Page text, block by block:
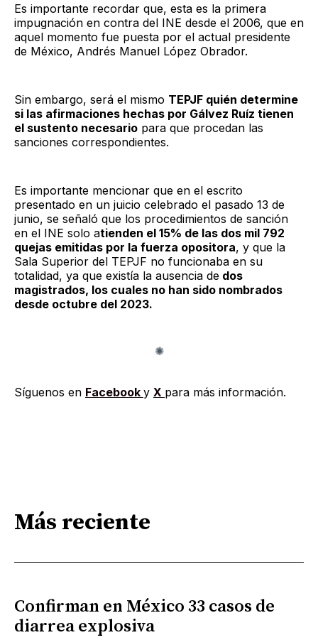
Es importante recordar que, esta es la primera
impugnación en contra del INE desde el 2006, que en
aquel momento fue puesta por el actual presidente
de México, Andrés Manuel López Obrador.
Sin embargo, será el mismo TEPJF quién determine
si las afirmaciones hechas por Gálvez Ruíz tienen
el sustento necesario para que procedan las
sanciones correspondientes.
Es importante mencionar que en el escrito
presentado en un juicio celebrado el pasado 13 de
junio, se señaló que los procedimientos de sanción
en el INE solo atienden el 15% de las dos mil 792
quejas emitidas por la fuerza opositora, y que la
Sala Superior del TEPJF no funcionaba en su
totalidad, ya que existía la ausencia de dos
magistrados, los cuales no han sido nombrados
desde octubre del 2023.
Síguenos en Facebook y X para más información.
Más reciente
Confirman en México 33 casos de
diarrea explosiva